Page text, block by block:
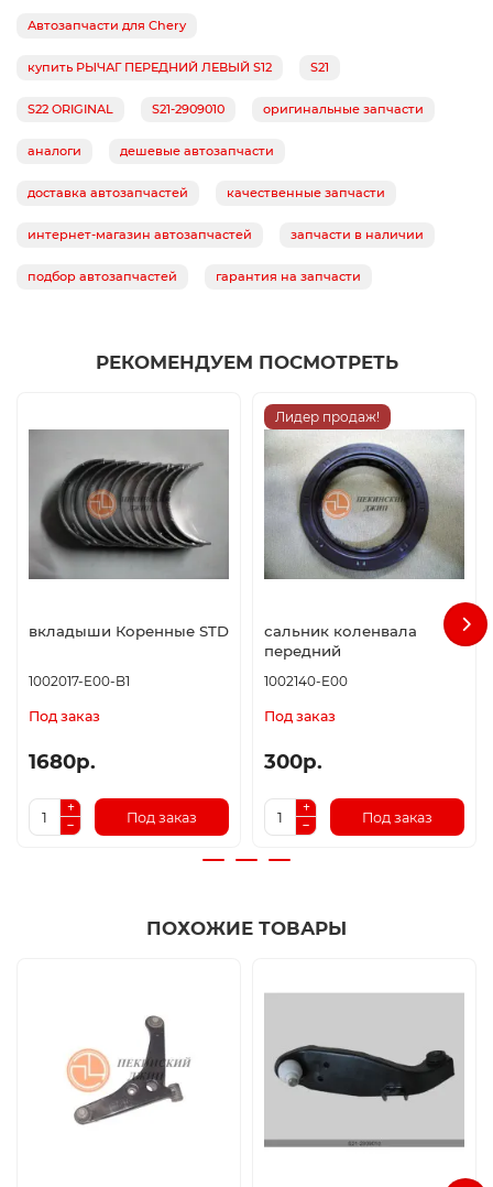
Автозапчасти для Chery
купить РЫЧАГ ПЕРЕДНИЙ ЛЕВЫЙ S12 S21
S22 ORIGINAL S21-2909010 оригинальные запчасти
аналоги дешевые автозапчасти
доставка автозапчастей качественные запчасти
интернет-магазин автозапчастей запчасти в наличии
подбор автозапчастей гарантия на запчасти
РЕКОМЕНДУЕМ ПОСМОТРЕТЬ
вкладыши Коренные STD
1002017-E00-B1
Под заказ
1680р.
Под заказ
Лидер продаж!
сальник коленвала
передний
1002140-E00
Под заказ
300р.
Под заказ
ПОХОЖИЕ ТОВАРЫ